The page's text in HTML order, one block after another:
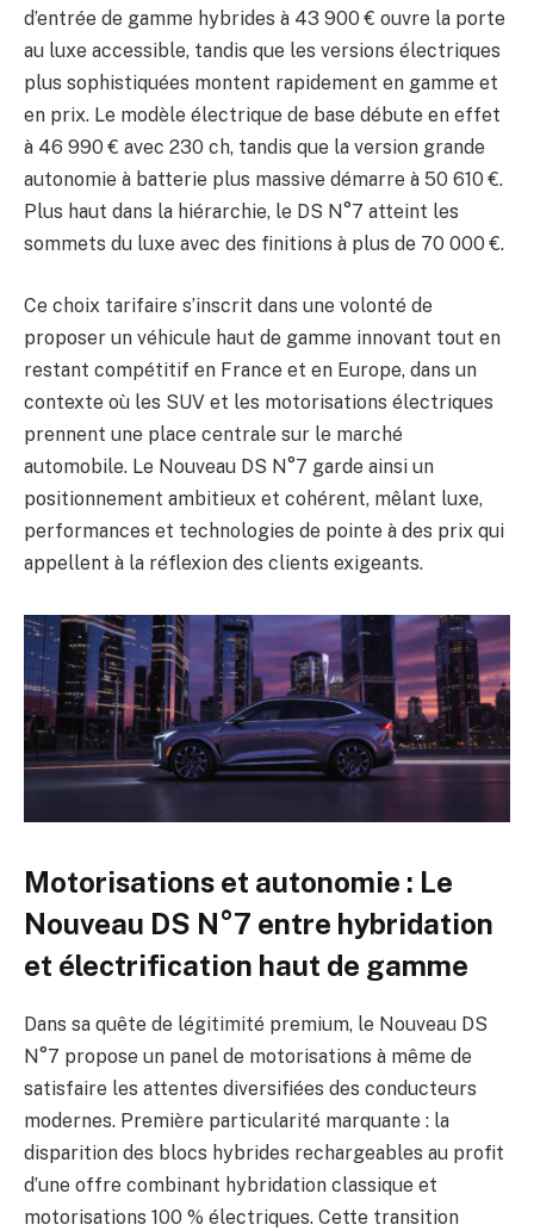
d’entrée de gamme hybrides à 43 900 € ouvre la porte
au luxe accessible, tandis que les versions électriques
plus sophistiquées montent rapidement en gamme et
en prix. Le modèle électrique de base débute en effet
à 46 990 € avec 230 ch, tandis que la version grande
autonomie à batterie plus massive démarre à 50 610 €.
Plus haut dans la hiérarchie, le DS N°7 atteint les
sommets du luxe avec des finitions à plus de 70 000 €.
Ce choix tarifaire s’inscrit dans une volonté de
proposer un véhicule haut de gamme innovant tout en
restant compétitif en France et en Europe, dans un
contexte où les SUV et les motorisations électriques
prennent une place centrale sur le marché
automobile. Le Nouveau DS N°7 garde ainsi un
positionnement ambitieux et cohérent, mêlant luxe,
performances et technologies de pointe à des prix qui
appellent à la réflexion des clients exigeants.
Motorisations et autonomie : Le
Nouveau DS N°7 entre hybridation
et électrification haut de gamme
Dans sa quête de légitimité premium, le Nouveau DS
N°7 propose un panel de motorisations à même de
satisfaire les attentes diversifiées des conducteurs
modernes. Première particularité marquante : la
disparition des blocs hybrides rechargeables au profit
d’une offre combinant hybridation classique et
motorisations 100 % électriques. Cette transition